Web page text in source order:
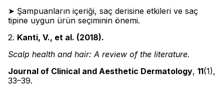
➤ Şampuanların içeriği, saç derisine etkileri ve saç
tipine uygun ürün seçiminin önemi.
2. Kanti, V., et al. (2018).
Scalp health and hair: A review of the literature.
Journal of Clinical and Aesthetic Dermatology, 11(1),
33–39.